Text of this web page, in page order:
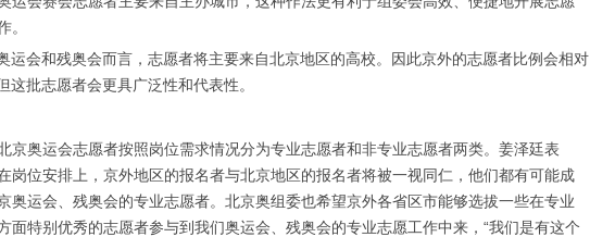
。
运会和残奥会而言，志愿者将主要来自北京地区的高校。因此京外的志愿者比例会相对
这批志愿者会更具广泛性和代表性。
奥运会志愿者按照岗位需求情况分为专业志愿者和非专业志愿者两类。姜泽廷表
岗位安排上，京外地区的报名者与北京地区的报名者将被一视同仁，他们都有可能成
奥运会、残奥会的专业志愿者。北京奥组委也希望京外各省区市能够选拔一些在专业
面特别优秀的志愿者参与到我们奥运会、残奥会的专业志愿工作中来，“我们是有这个